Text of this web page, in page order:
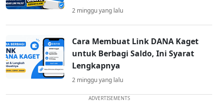
2 minggu yang lalu
Cara Membuat Link DANA Kaget
untuk Berbagi Saldo, Ini Syarat
Lengkapnya
2 minggu yang lalu
ADVERTISEMENTS